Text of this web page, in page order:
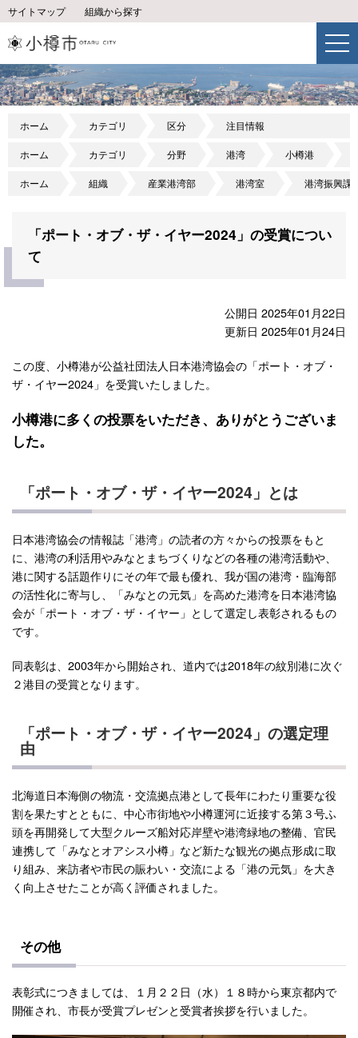
サイトマップ 組織から探す
ホーム カテゴリ 区分 注目情報
ホーム カテゴリ 分野 港湾 小樽港
ホーム 組織 産業港湾部 港湾室 港湾振興課
「ポート・オブ・ザ・イヤー2024」の受賞につい
て
公開日 2025年01月22日
更新日 2025年01月24日
この度、小樽港が公益社団法人日本港湾協会の「ポート・オブ・
ザ・イヤー2024」を受賞いたしました。
小樽港に多くの投票をいただき、ありがとうございま
した。
「ポート・オブ・ザ・イヤー2024」とは
日本港湾協会の情報誌「港湾」の読者の方々からの投票をもと
に、港湾の利活用やみなとまちづくりなどの各種の港湾活動や、
港に関する話題作りにその年で最も優れ、我が国の港湾・臨海部
の活性化に寄与し、「みなとの元気」を高めた港湾を日本港湾協
会が「ポート・オブ・ザ・イヤー」として選定し表彰されるもの
です。
同表彰は、2003年から開始され、道内では2018年の紋別港に次ぐ
２港目の受賞となります。
「ポート・オブ・ザ・イヤー2024」の選定理
由
北海道日本海側の物流・交流拠点港として長年にわたり重要な役
割を果たすとともに、中心市街地や小樽運河に近接する第３号ふ
頭を再開発して大型クルーズ船対応岸壁や港湾緑地の整備、官民
連携して「みなとオアシス小樽」など新たな観光の拠点形成に取
り組み、来訪者や市民の賑わい・交流による「港の元気」を大き
く向上させたことが高く評価されました。
その他
表彰式につきましては、１月２２日（水）１８時から東京都内で
開催され、市長が受賞プレゼンと受賞者挨拶を行いました。